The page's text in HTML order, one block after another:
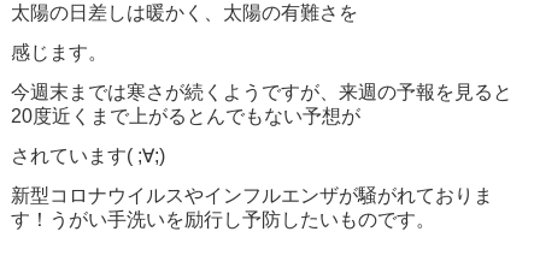
太陽の日差しは暖かく、太陽の有難さを
感じます。
今週末までは寒さが続くようですが、来週の予報を見ると
20度近くまで上がるとんでもない予想が
されています( ;∀;)
新型コロナウイルスやインフルエンザが騒がれておりま
す！うがい手洗いを励行し予防したいものです。